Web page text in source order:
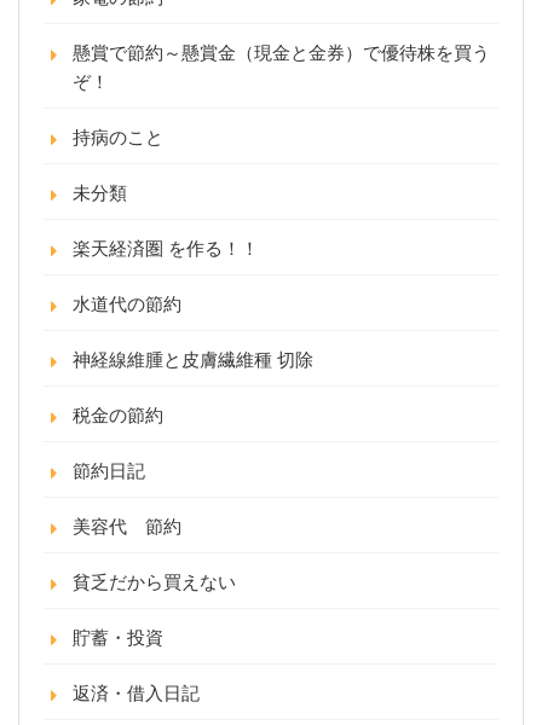
懸賞で節約～懸賞金（現金と金券）で優待株を買う
ぞ！
持病のこと
未分類
楽天経済圏 を作る！！
水道代の節約
神経線維腫と皮膚繊維種 切除
税金の節約
節約日記
美容代 節約
貧乏だから買えない
貯蓄・投資
返済・借入日記